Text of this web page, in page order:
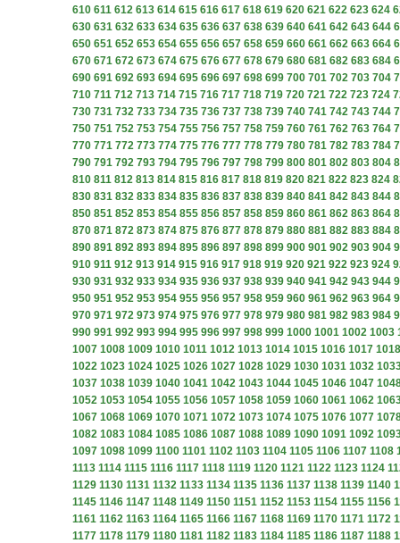
610 611 612 613 614 615 616 617 618 619 620 621 622 623 624
630 631 632 633 634 635 636 637 638 639 640 641 642 643 644
650 651 652 653 654 655 656 657 658 659 660 661 662 663 664
670 671 672 673 674 675 676 677 678 679 680 681 682 683 684
690 691 692 693 694 695 696 697 698 699 700 701 702 703 704
710 711 712 713 714 715 716 717 718 719 720 721 722 723 724
730 731 732 733 734 735 736 737 738 739 740 741 742 743 744
750 751 752 753 754 755 756 757 758 759 760 761 762 763 764
770 771 772 773 774 775 776 777 778 779 780 781 782 783 784
790 791 792 793 794 795 796 797 798 799 800 801 802 803 804
810 811 812 813 814 815 816 817 818 819 820 821 822 823 824
830 831 832 833 834 835 836 837 838 839 840 841 842 843 844
850 851 852 853 854 855 856 857 858 859 860 861 862 863 864
870 871 872 873 874 875 876 877 878 879 880 881 882 883 884
890 891 892 893 894 895 896 897 898 899 900 901 902 903 904
910 911 912 913 914 915 916 917 918 919 920 921 922 923 924
930 931 932 933 934 935 936 937 938 939 940 941 942 943 944
950 951 952 953 954 955 956 957 958 959 960 961 962 963 964
970 971 972 973 974 975 976 977 978 979 980 981 982 983 984
990 991 992 993 994 995 996 997 998 999 1000 1001 1002 1003
1007 1008 1009 1010 1011 1012 1013 1014 1015 1016 1017 1018
1022 1023 1024 1025 1026 1027 1028 1029 1030 1031 1032
1037 1038 1039 1040 1041 1042 1043 1044 1045 1046 1047
1052 1053 1054 1055 1056 1057 1058 1059 1060 1061 1062
1067 1068 1069 1070 1071 1072 1073 1074 1075 1076 1077
1082 1083 1084 1085 1086 1087 1088 1089 1090 1091 1092
1097 1098 1099 1100 1101 1102 1103 1104 1105 1106 1107 1108
1113 1114 1115 1116 1117 1118 1119 1120 1121 1122 1123 1124
1129 1130 1131 1132 1133 1134 1135 1136 1137 1138 1139 1140
1145 1146 1147 1148 1149 1150 1151 1152 1153 1154 1155 1156
1161 1162 1163 1164 1165 1166 1167 1168 1169 1170 1171 1172
1177 1178 1179 1180 1181 1182 1183 1184 1185 1186 1187 1188